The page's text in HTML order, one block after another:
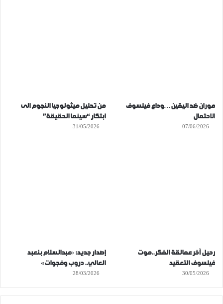
موران ضد اليقين…وداع فيلسوف
الاحتمال
07/06/2026
من تحليل ميثولوجيا النجوم الى
ابتكار “سينما الحقيقة”
31/05/2026
رحيل آخر عمالقة الفكر..موت
فيلسوف التعقيد
30/05/2026
إصدار جديد: «عبدالسلام بنعبد
العالي.. دروب وفجوات»
28/03/2026